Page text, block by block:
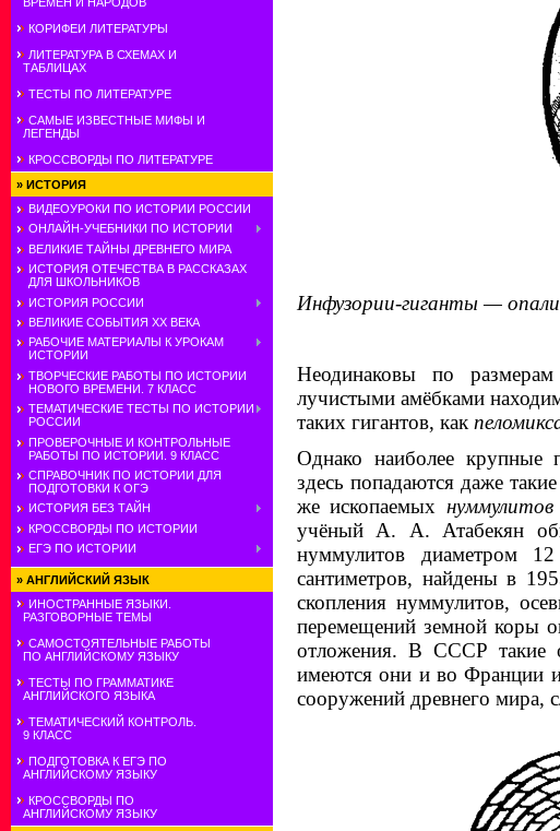
КОРИФЕИ ЛИТЕРАТУРЫ
ЛИТЕРАТУРА В СХЕМАХ И
ТАБЛИЦАХ
ТЕСТЫ ПО ЛИТЕРАТУРЕ
САМЫЕ ИЗВЕСТНЫЕ МИФЫ И
ЛЕГЕНДЫ
КРОССВОРДЫ ПО ЛИТЕРАТУРЕ
» ИСТОРИЯ
ВИДЕОУРОКИ ПО ИСТОРИИ РОССИИ
ОНЛАЙН-УЧЕБНИКИ ПО ИСТОРИИ
ВЕЛИКИЕ ТАЙНЫ ДРЕВНЕГО МИРА
ИСТОРИЯ ОТЕЧЕСТВА В РАССКАЗАХ
ДЛЯ ШКОЛЬНИКОВ
ИСТОРИЯ РОССИИ
ВЕЛИКИЕ СОБЫТИЯ ХХ ВЕКА
РАБОЧИЕ МАТЕРИАЛЫ К УРОКАМ
ИСТОРИИ
ТВОРЧЕСКИЕ РАБОТЫ ПО ИСТОРИИ
НОВОГО ВРЕМЕНИ. 7 КЛАСС
ТЕМАТИЧЕСКИЕ ТЕСТЫ ПО ИСТОРИИ
РОССИИ
ПРОВЕРОЧНЫЕ И КОНТРОЛЬНЫЕ
РАБОТЫ ПО ИСТОРИИ. 9 КЛАСС
СПРАВОЧНИК ПО ИСТОРИИ ДЛЯ
ПОДГОТОВКИ К ОГЭ
ИСТОРИЯ БЕЗ ТАЙН
КРОССВОРДЫ ПО ИСТОРИИ
ЕГЭ ПО ИСТОРИИ
» АНГЛИЙСКИЙ ЯЗЫК
ИНОСТРАННЫЕ ЯЗЫКИ.
РАЗГОВОРНЫЕ ТЕМЫ
САМОСТОЯТЕЛЬНЫЕ РАБОТЫ
ПО АНГЛИЙСКОМУ ЯЗЫКУ
ТЕСТЫ ПО ГРАММАТИКЕ
АНГЛИЙСКОГО ЯЗЫКА
ТЕМАТИЧЕСКИЙ КОНТРОЛЬ.
9 КЛАСС
ПОДГОТОВКА К ЕГЭ ПО
АНГЛИЙСКОМУ ЯЗЫКУ
КРОССВОРДЫ ПО
АНГЛИЙСКОМУ ЯЗЫКУ
Инфузории-гиганты —
Неодинаковы по
лучистыми амёбками
таких гигантов, как
Однако наиболее крупные
здесь попадаются даже
же ископаемых нуммулитов
учёный А. А. Атабекян
нуммулитов диаметром
сантиметров, найдены в
скопления нуммулитов,
перемещений земной коры
отложения. В СССР такие
имеются они и во Франции и
сооружений древнего мира,